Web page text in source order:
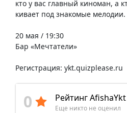
кто у вас главный киноман, а
кивает под знакомые мелодии.
20 мая / 19:30
Бар «Мечтатели»
Регистрация: ykt.quizplease.ru
0 Рейтинг AfishaYkt
Еще никто не оценил